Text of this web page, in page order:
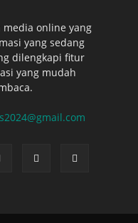
media online yang
yang sedang
dilengkapi fitur
yang mudah